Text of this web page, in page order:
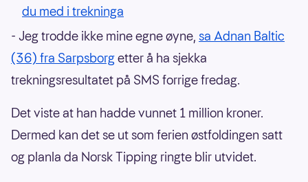
du med i trekninga
- Jeg trodde ikke mine egne øyne, sa Adnan Baltic
(36) fra Sarpsborgetter å ha sjekka
trekningsresultatet på SMS forrige fredag.
Det viste at han hadde vunnet 1 million kroner.
Dermed kan det se ut som ferien østfoldingen satt
og planla da Norsk Tipping ringte blir utvidet.